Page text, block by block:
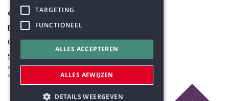
© Humanistisch Verbond 2026
Privacy
Cookiestatement
Sitemap
#codedwithlove byCodelines
webapplicaties
mobiele apps&maatwerk websites
TARGETING
FUNCTIONEEL
ALLES ACCEPTEREN
ALLES AFWIJZEN
DETAILS WEERGEVEN